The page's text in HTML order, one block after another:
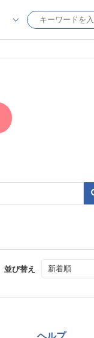
並び替え
ヘルプ